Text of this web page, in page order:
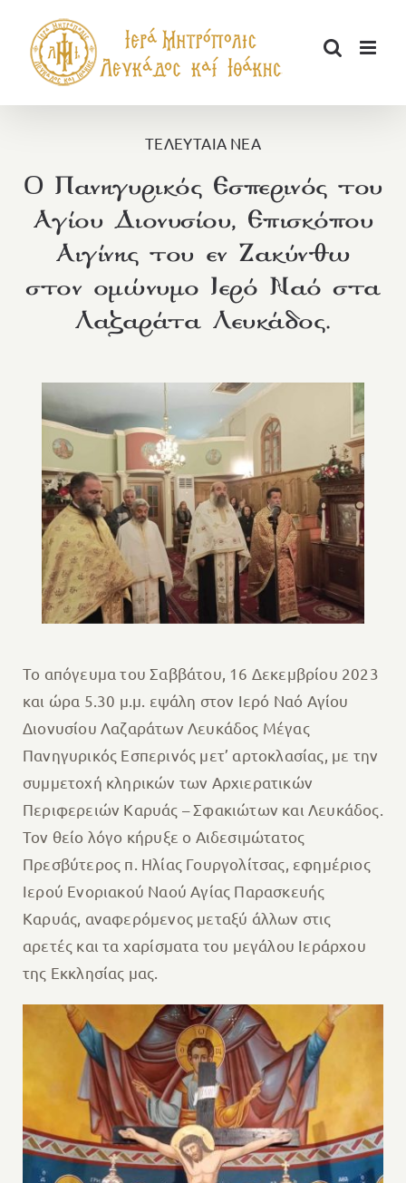
περιεχόμενο
ΤΕΛΕΥΤΑΙΑ ΝΕΑ
O Πανηγυρικός Εσπερινός του
Αγίου Διονυσίου, Επισκόπου
Αιγίνης του εν Ζακύνθω
στον ομώνυμο Ιερό Ναό στα
Λαζαράτα Λευκάδος.
Το απόγευμα του Σαββάτου, 16 Δεκεμβρίου 2023
και ώρα 5.30 μ.μ. εψάλη στον Ιερό Ναό Αγίου
Διονυσίου Λαζαράτων Λευκάδος Μέγας
Πανηγυρικός Εσπερινός μετ’ αρτοκλασίας, με την
συμμετοχή κληρικών των Αρχιερατικών
Περιφερειών Καρυάς – Σφακιώτων και Λευκάδος.
Τον θείο λόγο κήρυξε ο Αιδεσιμώτατος
Πρεσβύτερος π. Ηλίας Γουργολίτσας, εφημέριος
Ιερού Ενοριακού Ναού Αγίας Παρασκευής
Καρυάς, αναφερόμενος μεταξύ άλλων στις
αρετές και τα χαρίσματα του μεγάλου Ιεράρχου
της Εκκλησίας μας.